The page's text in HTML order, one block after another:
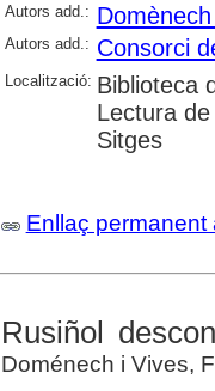
Autors add.:
Autors add.: Consorci
Localització: Biblioteca
Lectura
Sitges
Enllaç permanent
Rusiñol
Doménech i Vives,